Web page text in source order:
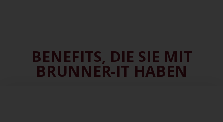
BENEFITS, DIE SIE MIT
BRUNNER-IT HABEN